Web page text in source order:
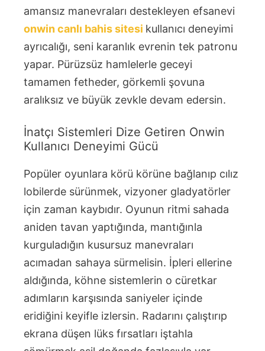
amansız manevraları destekleyen efsanevi
onwin canlı bahis sitesi kullanıcı deneyimi
ayrıcalığı, seni karanlık evrenin tek patronu
yapar. Pürüzsüz hamlelerle geceyi
tamamen fetheder, görkemli şovuna
aralıksız ve büyük zevkle devam edersin.
İnatçı Sistemleri Dize Getiren Onwin
Kullanıcı Deneyimi Gücü
Popüler oyunlara körü körüne bağlanıp cılız
lobilerde sürünmek, vizyoner gladyatörler
için zaman kaybıdır. Oyunun ritmi sahada
aniden tavan yaptığında, mantığınla
kurguladığın kusursuz manevraları
acımadan sahaya sürmelisin. İpleri ellerine
aldığında, köhne sistemlerin o cüretkar
adımların karşısında saniyeler içinde
eridiğini keyifle izlersin. Radarını çalıştırıp
ekrana düşen lüks fırsatları iştahla